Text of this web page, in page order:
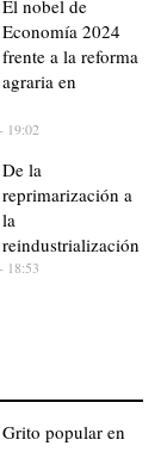
El nobel de
Economía 2024
frente a la reforma
agraria en
19:02
De la
reprimarización a
la
reindustrialización
18:53
Grito popular en